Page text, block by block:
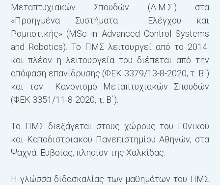
Μεταπτυχιακών Σπουδών (Δ.Μ.Σ.) στα
«Προηγμένα Συστήματα Ελέγχου και
Ρομποτικής» (MSc in Advanced Control Systems
and Robotics). Το ΠΜΣ λειτουργεί από το 2014
και πλέον η λειτουργεία του διέπεται από την
απόφαση επανίδρυσης (ΦΕΚ 3379/13-8-2020, τ. Β΄)
και τον Κανονισμό Μεταπτυχιακών Σπουδών
(ΦΕΚ 3351/11-8-2020, τ. Β΄).
Το ΠΜΣ διεξάγεται στους χώρους του Εθνικού
και Καποδιστριακού Πανεπιστημίου Αθηνών, στα
Ψαχνά Ευβοίας, πλησίον της Χαλκίδας.
Η γλώσσα διδασκαλίας των μαθημάτων του ΠΜΣ